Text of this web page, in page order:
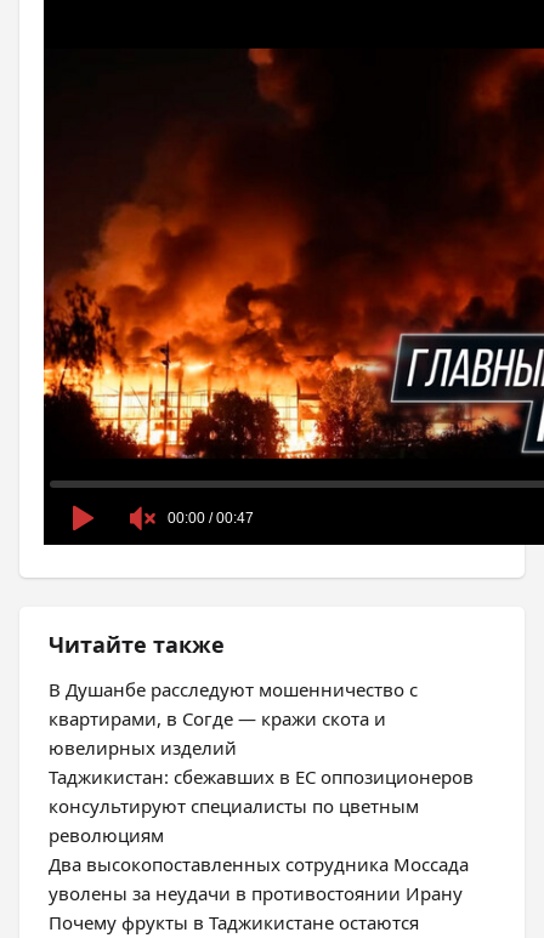
Читайте также
В Душанбе расследуют мошенничество с
квартирами, в Согде — кражи скота и
ювелирных изделий
Таджикистан: сбежавших в ЕС оппозиционеров
консультируют специалисты по цветным
революциям
Два высокопоставленных сотрудника Моссада
уволены за неудачи в противостоянии Ирану
Почему фрукты в Таджикистане остаются